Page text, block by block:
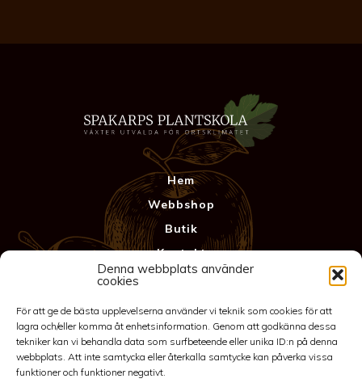
Denna webbplats använder
cookies
För att ge de bästa upplevelserna använder vi teknik som cookies för att
lagra och/eller komma åt enhetsinformation. Genom att godkänna dessa
tekniker kan vi behandla data som surfbeteende eller unika ID:n på denna
webbplats. Att inte samtycka eller återkalla samtycke kan påverka vissa
funktioner och funktioner negativt.
Hem
Webbshop
Butik
Kontakt
Anläggning
Integritetspolicy